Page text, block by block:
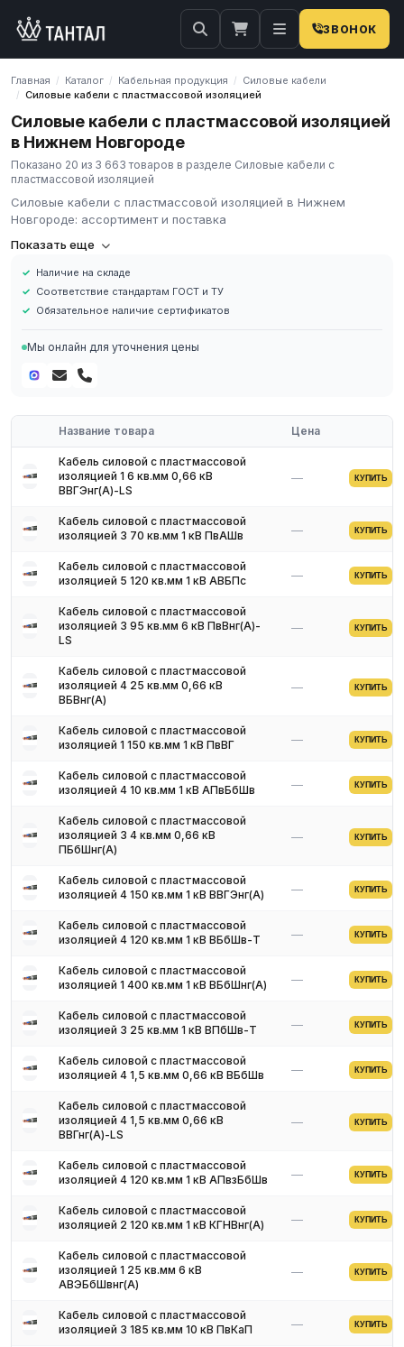
ЗВОНОК
Главная / Каталог / Кабельная продукция / Силовые кабели
/ Силовые кабели с пластмассовой изоляцией
Силовые кабели с пластмассовой изоляцией
в Нижнем Новгороде
Показано 20 из 3 663 товаров в разделе Силовые кабели с
пластмассовой изоляцией
Силовые кабели с пластмассовой изоляцией в Нижнем
Новгороде: ассортимент и поставка
Компания «Тантал» предлагает Силовые кабели с
оптовые и розничные поставки металлопроката и
промышленных материалов по всей России.
В нашем каталоге представлен широкий ассортимент Силовые
размеров и типов. Все изделия соответствуют требованиям
ГОСТ и ТУ, имеют сертификаты качества.
Соответствие стандартам ГОСТ и ТУ
Обязательное наличие сертификатов
Доставка по региону
Для получения актуальных цен и наличия на складе свяжитесь
с нашими менеджерами. Мы предложим оптимальные условия
поставки и доставки.
Показать еще
Наличие на складе
Соответствие стандартам ГОСТ и ТУ
Обязательное наличие сертификатов
Мы онлайн для уточнения цены
Название товара Цена
Кабель силовой с пластмассовой
изоляцией 1 6 кв.мм 0,66 кВ
ВВГЭнг(A)-LS
— КУПИТЬ
Кабель силовой с пластмассовой
изоляцией 3 70 кв.мм 1 кВ ПвАШв
— КУПИТЬ
Кабель силовой с пластмассовой
изоляцией 5 120 кв.мм 1 кВ АВБПс
— КУПИТЬ
Кабель силовой с пластмассовой
изоляцией 3 95 кв.мм 6 кВ ПвВнг(А)-
LS
— КУПИТЬ
Кабель силовой с пластмассовой
изоляцией 4 25 кв.мм 0,66 кВ
ВБВнг(A)
— КУПИТЬ
Кабель силовой с пластмассовой
изоляцией 1 150 кв.мм 1 кВ ПвВГ
— КУПИТЬ
Кабель силовой с пластмассовой
изоляцией 4 10 кв.мм 1 кВ АПвБбШв
— КУПИТЬ
Кабель силовой с пластмассовой
изоляцией 3 4 кв.мм 0,66 кВ
ПБбШнг(A)
— КУПИТЬ
Кабель силовой с пластмассовой
изоляцией 4 150 кв.мм 1 кВ ВВГЭнг(A)
— КУПИТЬ
Кабель силовой с пластмассовой
изоляцией 4 120 кв.мм 1 кВ ВБбШв-Т
— КУПИТЬ
Кабель силовой с пластмассовой
изоляцией 1 400 кв.мм 1 кВ ВБбШнг(A)
— КУПИТЬ
Кабель силовой с пластмассовой
изоляцией 3 25 кв.мм 1 кВ ВПбШв-Т
— КУПИТЬ
Кабель силовой с пластмассовой
изоляцией 4 1,5 кв.мм 0,66 кВ ВБбШв
— КУПИТЬ
Кабель силовой с пластмассовой
изоляцией 4 1,5 кв.мм 0,66 кВ
ВВГнг(A)-LS
— КУПИТЬ
Кабель силовой с пластмассовой
изоляцией 4 120 кв.мм 1 кВ АПвзБбШв
— КУПИТЬ
Кабель силовой с пластмассовой
изоляцией 2 120 кв.мм 1 кВ КГНВнг(A)
— КУПИТЬ
Кабель силовой с пластмассовой
изоляцией 1 25 кв.мм 6 кВ
АВЭБбШвнг(A)
— КУПИТЬ
Кабель силовой с пластмассовой
изоляцией 3 185 кв.мм 10 кВ ПвКаП
— КУПИТЬ